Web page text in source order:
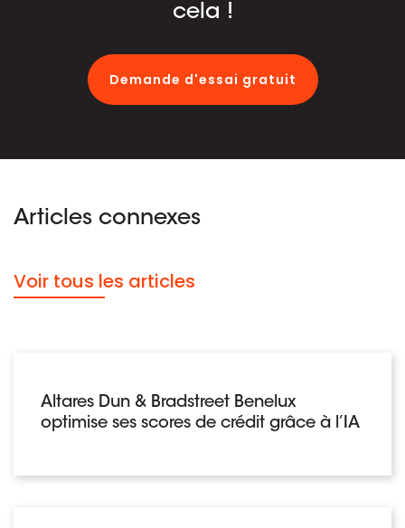
cela !
Demande d'essai gratuit
Articles connexes
Voir tous les articles
Altares Dun & Bradstreet Benelux
optimise ses scores de crédit grâce à l’IA